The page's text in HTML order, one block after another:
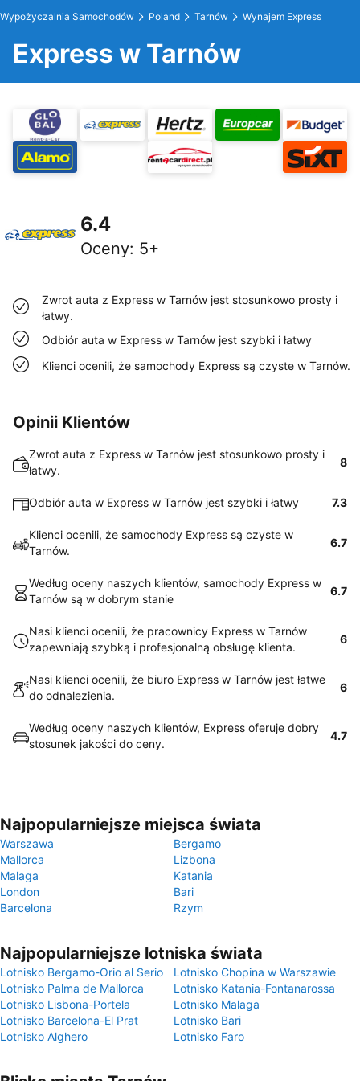
Wypożyczalnia Samochodów Poland Tarnów Wynajem Express
Express w Tarnów
6.4
Oceny: 5+
Zwrot auta z Express w Tarnów jest stosunkowo prosty i
łatwy.
Odbiór auta w Express w Tarnów jest szybki i łatwy
Klienci ocenili, że samochody Express są czyste w Tarnów.
Opinii Klientów
Zwrot auta z Express w Tarnów jest stosunkowo prosty i
łatwy.
8
Odbiór auta w Express w Tarnów jest szybki i łatwy 7.3
Klienci ocenili, że samochody Express są czyste w
Tarnów.
6.7
Według oceny naszych klientów, samochody Express w
Tarnów są w dobrym stanie
6.7
Nasi klienci ocenili, że pracownicy Express w Tarnów
zapewniają szybką i profesjonalną obsługę klienta.
6
Nasi klienci ocenili, że biuro Express w Tarnów jest łatwe
do odnalezienia.
6
Według oceny naszych klientów, Express oferuje dobry
stosunek jakości do ceny.
4.7
Najpopularniejsze miejsca świata
Warszawa
Bergamo
Mallorca
Lizbona
Malaga
Katania
London
Bari
Barcelona
Rzym
Najpopularniejsze lotniska świata
Lotnisko Bergamo-Orio al Serio
Lotnisko Chopina w Warszawie
Lotnisko Palma de Mallorca
Lotnisko Katania-Fontanarossa
Lotnisko Lisbona-Portela
Lotnisko Malaga
Lotnisko Barcelona-El Prat
Lotnisko Bari
Lotnisko Alghero
Lotnisko Faro